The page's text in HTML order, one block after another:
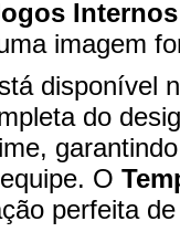
Internos
imagem
disponível
do
O
perfeita